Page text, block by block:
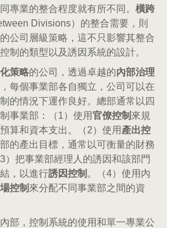
專業的整合程度就有所不同。 橫跨
Divisions）的整合需要，則
公司層級策略，這不只影響其整合
制的類型以及誘因系統的設計。
策略的公司，透過卓越的內部治理
每個事業部各自獨立，公司可以在
制的情況下運作良好。總部通常以四
事業部：（1）使用官僚控制 來規
算和資本支出。（2）使用 產出控
的產出目標，通常以可衡量的財務
）把事業部經理人的誘因和該部門
，以進行誘因控制 。（4）使用內
控制 來分配不同事業部之間的資
部，控制系統的使用和單一專業公